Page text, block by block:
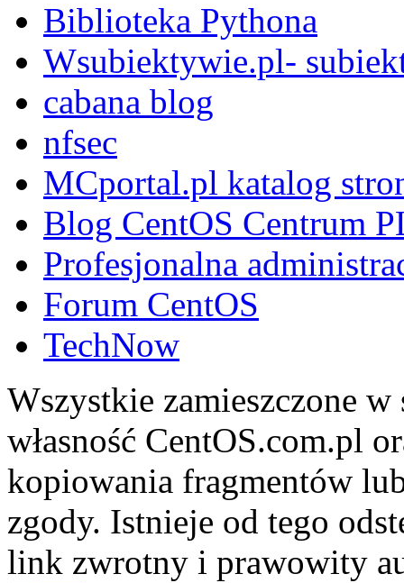
Biblioteka Pythona
Wsubiektywie.pl-
cabana blog
nfsec
MCportal.pl katalog
Blog CentOS Centrum
Profesjonalna
Forum CentOS
TechNow
Wszystkie zamieszczone
własność CentOS.com.pl
kopiowania fragmentów
zgody. Istnieje od tego
link zwrotny i prawowity